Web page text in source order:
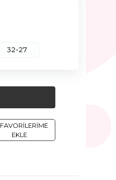
32-27
FAVORILERIME
EKLE